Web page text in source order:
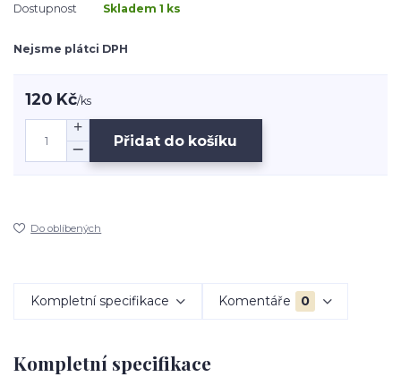
Dostupnost Skladem 1 ks
Nejsme plátci DPH
120 Kč/ks
Přidat do košíku
Do oblíbených
Kompletní specifikace Komentáře 0
Kompletní specifikace